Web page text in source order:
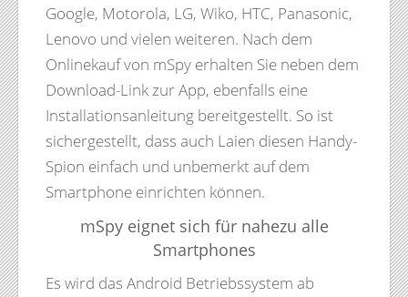
Google, Motorola, LG, Wiko, HTC, Panasonic,
Lenovo und vielen weiteren. Nach dem
Onlinekauf von mSpy erhalten Sie neben dem
Download-Link zur App, ebenfalls eine
Installationsanleitung bereitgestellt. So ist
sichergestellt, dass auch Laien diesen Handy-
Spion einfach und unbemerkt auf dem
Smartphone einrichten können.
mSpy eignet sich für nahezu alle
Smartphones
Es wird das Android Betriebssystem ab